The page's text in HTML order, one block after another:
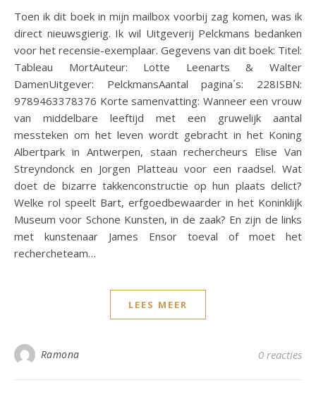
Toen ik dit boek in mijn mailbox voorbij zag komen, was ik
direct nieuwsgierig. Ik wil Uitgeverij Pelckmans bedanken
voor het recensie-exemplaar. Gegevens van dit boek: Titel:
Tableau MortAuteur: Lotte Leenarts & Walter
DamenUitgever: PelckmansAantal pagina´s: 228ISBN:
9789463378376 Korte samenvatting: Wanneer een vrouw
van middelbare leeftijd met een gruwelijk aantal
messteken om het leven wordt gebracht in het Koning
Albertpark in Antwerpen, staan rechercheurs Elise Van
Streyndonck en Jorgen Platteau voor een raadsel. Wat
doet de bizarre takkenconstructie op hun plaats delict?
Welke rol speelt Bart, erfgoedbewaarder in het Koninklijk
Museum voor Schone Kunsten, in de zaak? En zijn de links
met kunstenaar James Ensor toeval of moet het
rechercheteam…
LEES MEER
Ramona 0 reacties